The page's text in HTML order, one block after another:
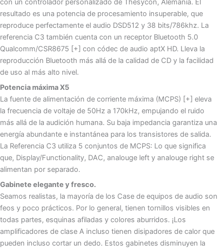
con un controlador personalizado de Thesycon, Alemania. El
resultado es una potencia de procesamiento insuperable, que
reproduce perfectamente el audio DSD512 y 38 bits/786khz. La
referencia C3 también cuenta con un receptor Bluetooth 5.0
Qualcomm/CSR8675 [+] con códec de audio aptX HD. Lleva la
reproducción Bluetooth más allá de la calidad de CD y la facilidad
de uso al más alto nivel.
Potencia máxima X5
La fuente de alimentación de corriente máxima (MCPS) [+] eleva
la frecuencia de voltaje de 50Hz a 170kHz, empujando el ruido
más allá de la audición humana. Su baja impedancia garantiza una
energía abundante e instantánea para los transistores de salida.
La Referencia C3 utiliza 5 conjuntos de MCPS: Lo que significa
que, Display/Functionality, DAC, analouge left y analouge right se
alimentan por separado.
Gabinete elegante y fresco.
Seamos realistas, la mayoría de los Case de equipos de audio son
feos y poco prácticos. Por lo general, tienen tornillos visibles en
todas partes, esquinas afiladas y colores aburridos. ¡Los
amplificadores de clase A incluso tienen disipadores de calor que
pueden incluso cortar un dedo. Estos gabinetes disminuyen la